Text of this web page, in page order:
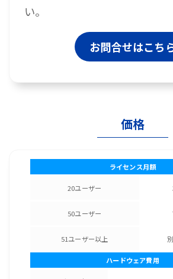
い。
お問合せはこち
価格
ライセンス月額
20ユーザー
50ユーザー
51ユーザー以上
ハードウェア費用